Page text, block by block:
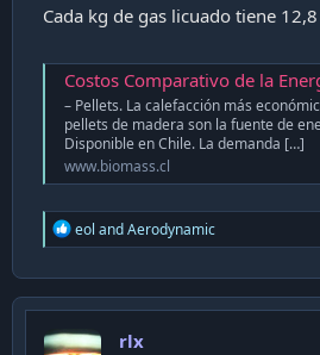
Cada kg de gas licuado tiene
Costos Comparativo de la Energia en
– Pellets. La calefacción más
pellets de madera son la fuente de
Disponible en Chile. La demanda […]
www.biomass.cl
R
e
c
t
o
eol andAerodynamic
rlx